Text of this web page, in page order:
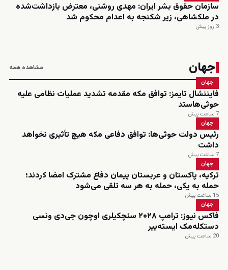
سازمان حقوق بشر ایران: مهدی روشنی، معترض بازداشت‌شده
در ملکشاهی، زیر شکنجه به اعدام محکوم شد
3 روز پیش
جهان مشاهده همه
جهان
فایننشال تایمز: توافق مکه مقدمه تشدید عملیات نظامی علیه
حوثی‌هاستد
7 ساعت پیش
جهان
رئیس دولت حوثی‌ها: توافق دفاعی مکه هیچ تأثیری نخواهد
داشت
7 ساعت پیش
جهان
ترکیه، پاکستان و عربستان پیمان دفاع مشترک امضا کردند؛
حمله به یکی، حمله به هر سه تلقی می‌شود
15 ساعت پیش
جهان
فاکس نیوز: ترامپ ۲۰۲۸ سئچکیلری اوچون جی‌دی ونسی
دستکله‌مک ایسته‌ییر
20 ساعت پیش